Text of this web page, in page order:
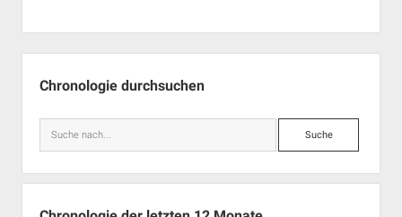
Chronologie durchsuchen
Suche